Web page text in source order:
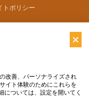
トポリシー
改善、パーソナライズされ
イト体験のためにこれらを
については、設定を開いてく